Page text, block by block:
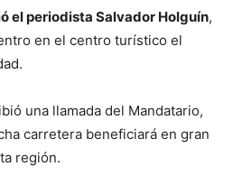
el periodista Salvador Holguín,
en el centro turístico el
una llamada del Mandatario,
carretera beneficiará en gran
región.